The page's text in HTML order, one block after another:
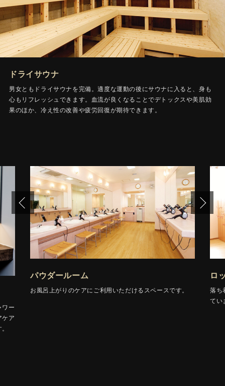
ドライサウナ
男女ともドライサウナを完備。適度な運動の後にサウナに入ると、身も
心もリフレッシュできます。血流が良くなることでデトックスや美肌効
果のほか、冷え性の改善や疲労回復が期待できます。
ワー
ケア
パウダールーム
お風呂上がりのケアにご利用いただけるスペースです。
ロ
落ち
てい